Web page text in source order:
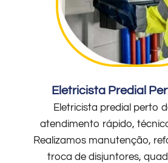
Eletricista Predial
Eletricista predial perto
atendimento rápido,
Realizamos manutenção,
troca de disjuntores,